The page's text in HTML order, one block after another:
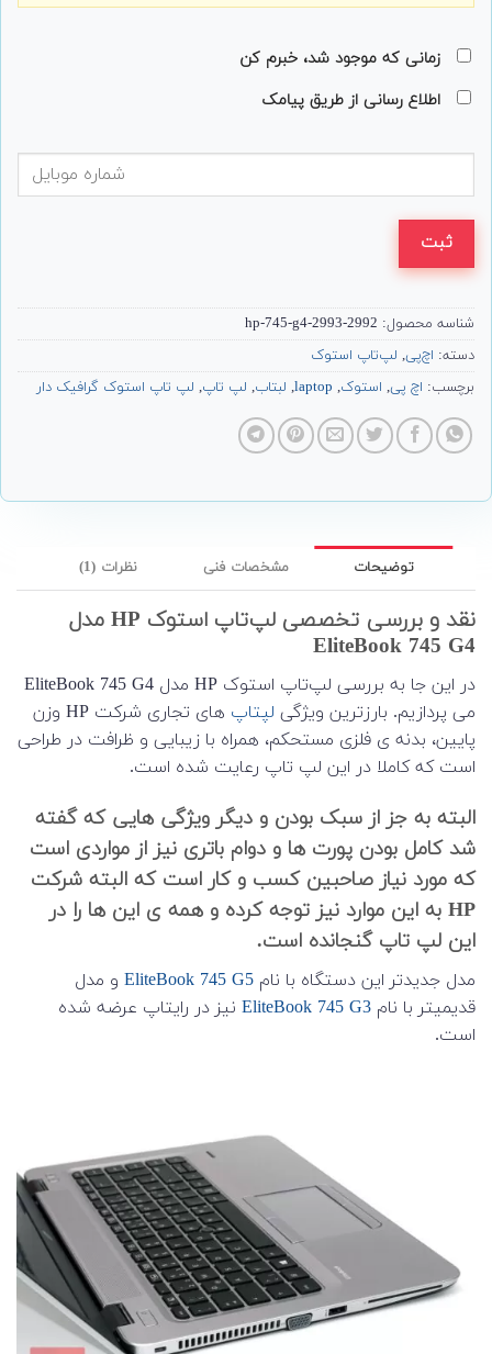
زمانی که موجود شد، خبرم کن
اطلاع رسانی از طریق پیامک
ثبت
شناسه محصول: hp-745-g4-2993-2992
دسته: اچ‌پی, لپ‌تاپ استوک
برچسب: اچ پی, استوک,
laptop
, لبتاب, لپ تاپ, لپ تاپ استوک گرافیک دار
توضیحات مشخصات فنی نظرات (1)
نقد و بررسی تخصصی لپ‌تاپ استوک HP مدل
EliteBook 745 G4
در این جا به بررسی لپ‌تاپ استوک HP مدل EliteBook 745 G4
می پردازیم. بارزترین ویژگی لپتاپ
های تجاری شرکت HP وزن
پایین، بدنه ی فلزی مستحکم، همراه با زیبایی و ظرافت در طراحی
است که کاملا در این لپ تاپ رعایت شده است.
البته به جز از سبک بودن و دیگر ویژگی هایی که گفته
شد کامل بودن پورت ها و دوام باتری نیز از مواردی است
که مورد نیاز صاحبین کسب و کار است که البته شرکت
HP به این موارد نیز توجه کرده و همه ی این ها را در
این لپ تاپ گنجانده است.
مدل جدیدتر این دستگاه با نام EliteBook 745 G5 و مدل
قدیمیتر با نام EliteBook 745 G3 نیز در رایتاپ عرضه شده
است.